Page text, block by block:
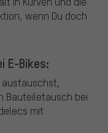
wenn Du doch
E-Bikes:
austauschst,
Bauteiletausch bei
mit